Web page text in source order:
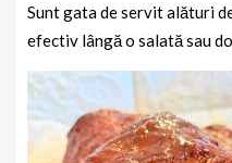
Sunt gata de servit alături
efectiv lângă o salată sau